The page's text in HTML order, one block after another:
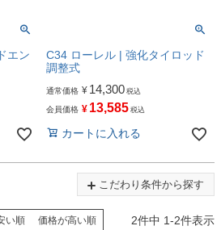
エン
C34 ローレル | 強化タイロッド
調整式
通常価格 ¥ 14,300 税込
会員価格 ¥ 13,585 税込
カートに入れる
こだわり条件から探す
い順 価格が高い順 2件中 1-2件表示